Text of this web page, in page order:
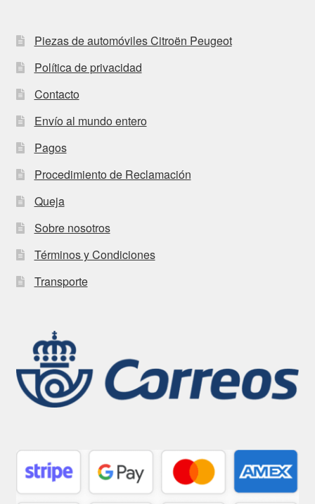
Piezas de automóviles Citroën Peugeot
Política de privacidad
Contacto
Envío al mundo entero
Pagos
Procedimiento de Reclamación
Queja
Sobre nosotros
Términos y Condiciones
Transporte